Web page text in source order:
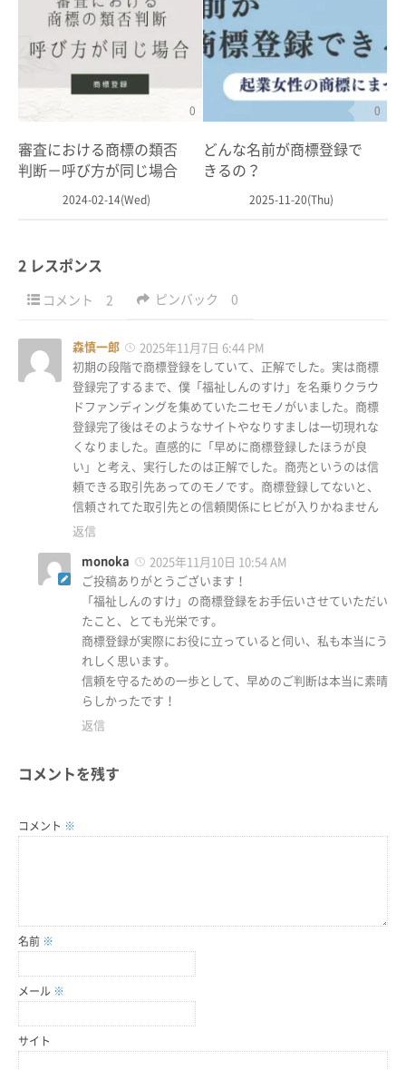
0
審査における商標の類否
判断－呼び方が同じ場合
2024-02-14(Wed)
0
どんな名前が商標登録で
きるの？
2025-11-20(Thu)
2 レスポンス
コメント 2 ピンバック 0
森慎一郎
2025年11月7日 6:44 PM
初期の段階で商標登録をしていて、正解でした。実は商標
登録完了するまで、僕「福祉しんのすけ」を名乗りクラウ
ドファンディングを集めていたニセモノがいました。商標
登録完了後はそのようなサイトやなりすましは一切現れな
くなりました。直感的に「早めに商標登録したほうが良
い」と考え、実行したのは正解でした。商売というのは信
頼できる取引先あってのモノです。商標登録してないと、
信頼されてた取引先との信頼関係にヒビが入りかねません
返信
monoka
2025年11月10日 10:54 AM
ご投稿ありがとうございます！
「福祉しんのすけ」の商標登録をお手伝いさせていただい
たこと、とても光栄です。
商標登録が実際にお役に立っていると伺い、私も本当にう
れしく思います。
信頼を守るための一歩として、早めのご判断は本当に素晴
らしかったです！
返信
コメントを残す
コメント ※
名前 ※
メール ※
サイト